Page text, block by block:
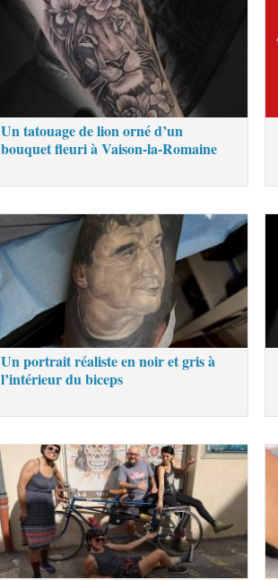
Un tatouage de lion orné d’un
bouquet fleuri à Vaison-la-Romaine
Un portrait réaliste en noir et gris à
l’intérieur du biceps